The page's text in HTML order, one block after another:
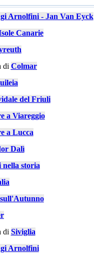
Arnolfini - Jan Van Eyck
Canarie
di Colmar
del Friuli
a Viareggio
a Lucca
Dalì
storia
di Siviglia
Arnolfini